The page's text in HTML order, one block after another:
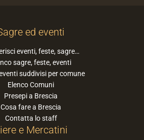
ed eventi
eventi, feste, sagre…
sagre, feste, eventi
suddivisi per comune
Elenco Comuni
Presepi a Brescia
Cosa fare a Brescia
Contatta lo staff
e Mercatini